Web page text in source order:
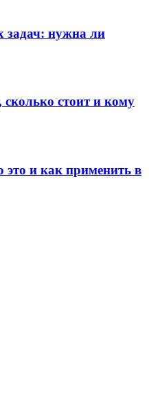
задач: нужна ли
сколько стоит и кому
это и как применить в